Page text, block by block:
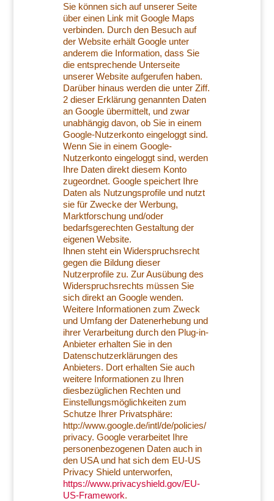
Sie können sich auf unserer Seite
über einen Link mit Google Maps
verbinden. Durch den Besuch auf
der Website erhält Google unter
anderem die Information, dass Sie
die entsprechende Unterseite
unserer Website aufgerufen haben.
Darüber hinaus werden die unter Ziff.
2 dieser Erklärung genannten Daten
an Google übermittelt, und zwar
unabhängig davon, ob Sie in einem
Google-Nutzerkonto eingeloggt sind.
Wenn Sie in einem Google-
Nutzerkonto eingeloggt sind, werden
Ihre Daten direkt diesem Konto
zugeordnet. Google speichert Ihre
Daten als Nutzungsprofile und nutzt
sie für Zwecke der Werbung,
Marktforschung und/oder
bedarfsgerechten Gestaltung der
eigenen Website.
Ihnen steht ein Widerspruchsrecht
gegen die Bildung dieser
Nutzerprofile zu. Zur Ausübung des
Widerspruchsrechts müssen Sie
sich direkt an Google wenden.
Weitere Informationen zum Zweck
und Umfang der Datenerhebung und
ihrer Verarbeitung durch den Plug-in-
Anbieter erhalten Sie in den
Datenschutzerklärungen des
Anbieters. Dort erhalten Sie auch
weitere Informationen zu Ihren
diesbezüglichen Rechten und
Einstellungsmöglichkeiten zum
Schutze Ihrer Privatsphäre:
http://www.google.de/intl/de/policies/
privacy. Google verarbeitet Ihre
personenbezogenen Daten auch in
den USA und hat sich dem EU-US
Privacy Shield unterworfen,
https://www.privacyshield.gov/EU-
US-Framework.